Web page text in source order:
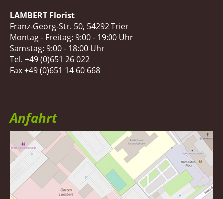
LAMBERT Florist
Franz-Georg-Str. 50, 54292 Trier
Montag - Freitag: 9:00 - 19:00 Uhr
Samstag: 9:00 - 18:00 Uhr
Tel. +49 (0)651 26 022
Fax +49 (0)651 14 60 668
Anfahrt